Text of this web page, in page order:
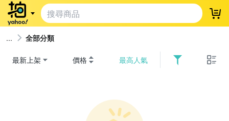
登
全部分類
最新上架 價格 最高人氣